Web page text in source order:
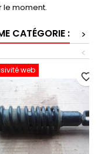
le moment.
CATÉGORIE :
>
<
web
favorite_border